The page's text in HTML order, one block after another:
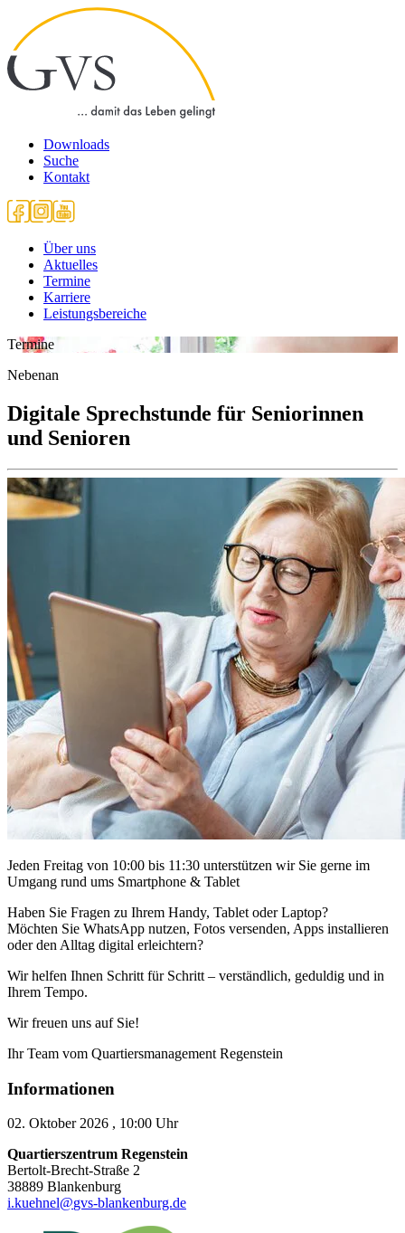
Downloads
Suche
Kontakt
Über uns
Aktuelles
Termine
Karriere
Leistungsbereiche
Termine
Nebenan
Digitale Sprechstunde für Seniorinnen
und Senioren
Jeden Freitag von 10:00 bis 11:30 unterstützen wir Sie gerne im
Umgang rund ums Smartphone & Tablet
Haben Sie Fragen zu Ihrem Handy, Tablet oder Laptop?
Möchten Sie WhatsApp nutzen, Fotos versenden, Apps installieren
oder den Alltag digital erleichtern?
Wir helfen Ihnen Schritt für Schritt – verständlich, geduldig und in
Ihrem Tempo.
Wir freuen uns auf Sie!
Ihr Team vom Quartiersmanagement Regenstein
Informationen
02. Oktober 2026 , 10:00 Uhr
Quartierszentrum Regenstein
Bertolt-Brecht-Straße 2
38889 Blankenburg
i.kuehnel@gvs-blankenburg.de